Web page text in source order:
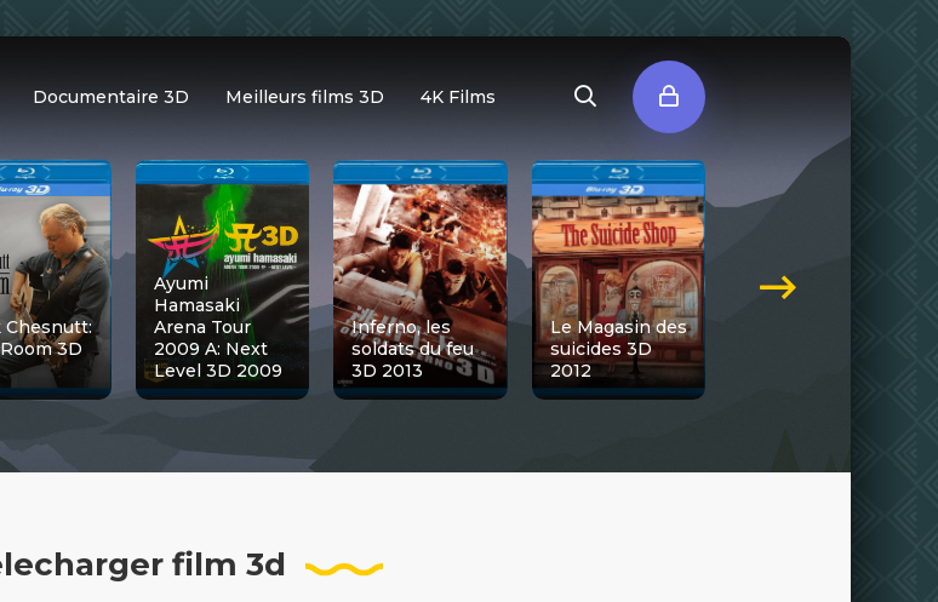
Documentaire 3D Meilleurs films 3D 4K Films
Chesnutt:
3D
Ayumi
Hamasaki
Arena Tour
2009 A: Next
Level 3D 2009
Inferno, les
soldats du feu
3D 2013
Le Magasin des
suicides 3D
2012
film 3d